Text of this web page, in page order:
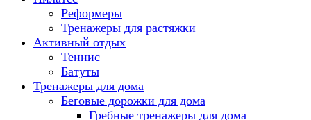
Реформеры
Тренажеры для растяжки
Активный отдых
Теннис
Батуты
Тренажеры для дома
Беговые дорожки для дома
Гребные тренажеры для дома